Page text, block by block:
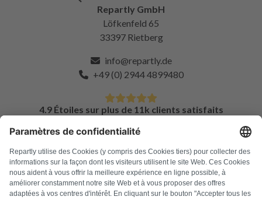
Repartly GmbH
Löfkenfeld 65
33397 Rietberg
info@repartly.de
+49 (0) 2944 4899480
4.9 Étoiles sur plus de 11k clients satisfaits
FAQ